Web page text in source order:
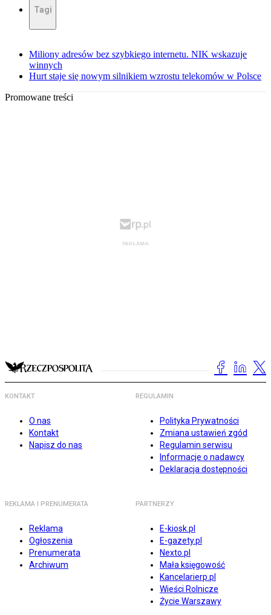
Tagi
Miliony adresów bez szybkiego internetu. NIK wskazuje
winnych
Hurt staje się nowym silnikiem wzrostu telekomów w Polsce
Promowane treści
KONTAKT
O nas
Kontakt
Napisz do nas
REGULAMIN
Polityka Prywatności
Zmiana ustawień zgód
Regulamin serwisu
Informacje o nadawcy
Deklaracja dostępności
REKLAMA I PRENUMERATA
Reklama
Ogłoszenia
Prenumerata
Archiwum
PARTNERZY
E-kiosk.pl
E-gazety.pl
Nexto.pl
Mała księgowość
Kancelarierp.pl
Wieści Rolnicze
Życie Warszawy